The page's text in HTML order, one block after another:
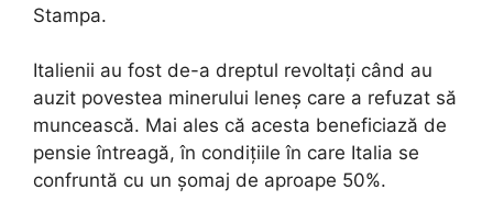
Stampa.
Italienii au fost de-a dreptul revoltați când au
auzit povestea minerului leneș care a refuzat să
muncească. Mai ales că acesta beneficiază de
pensie întreagă, în condițiile în care Italia se
confruntă cu un șomaj de aproape 50%.